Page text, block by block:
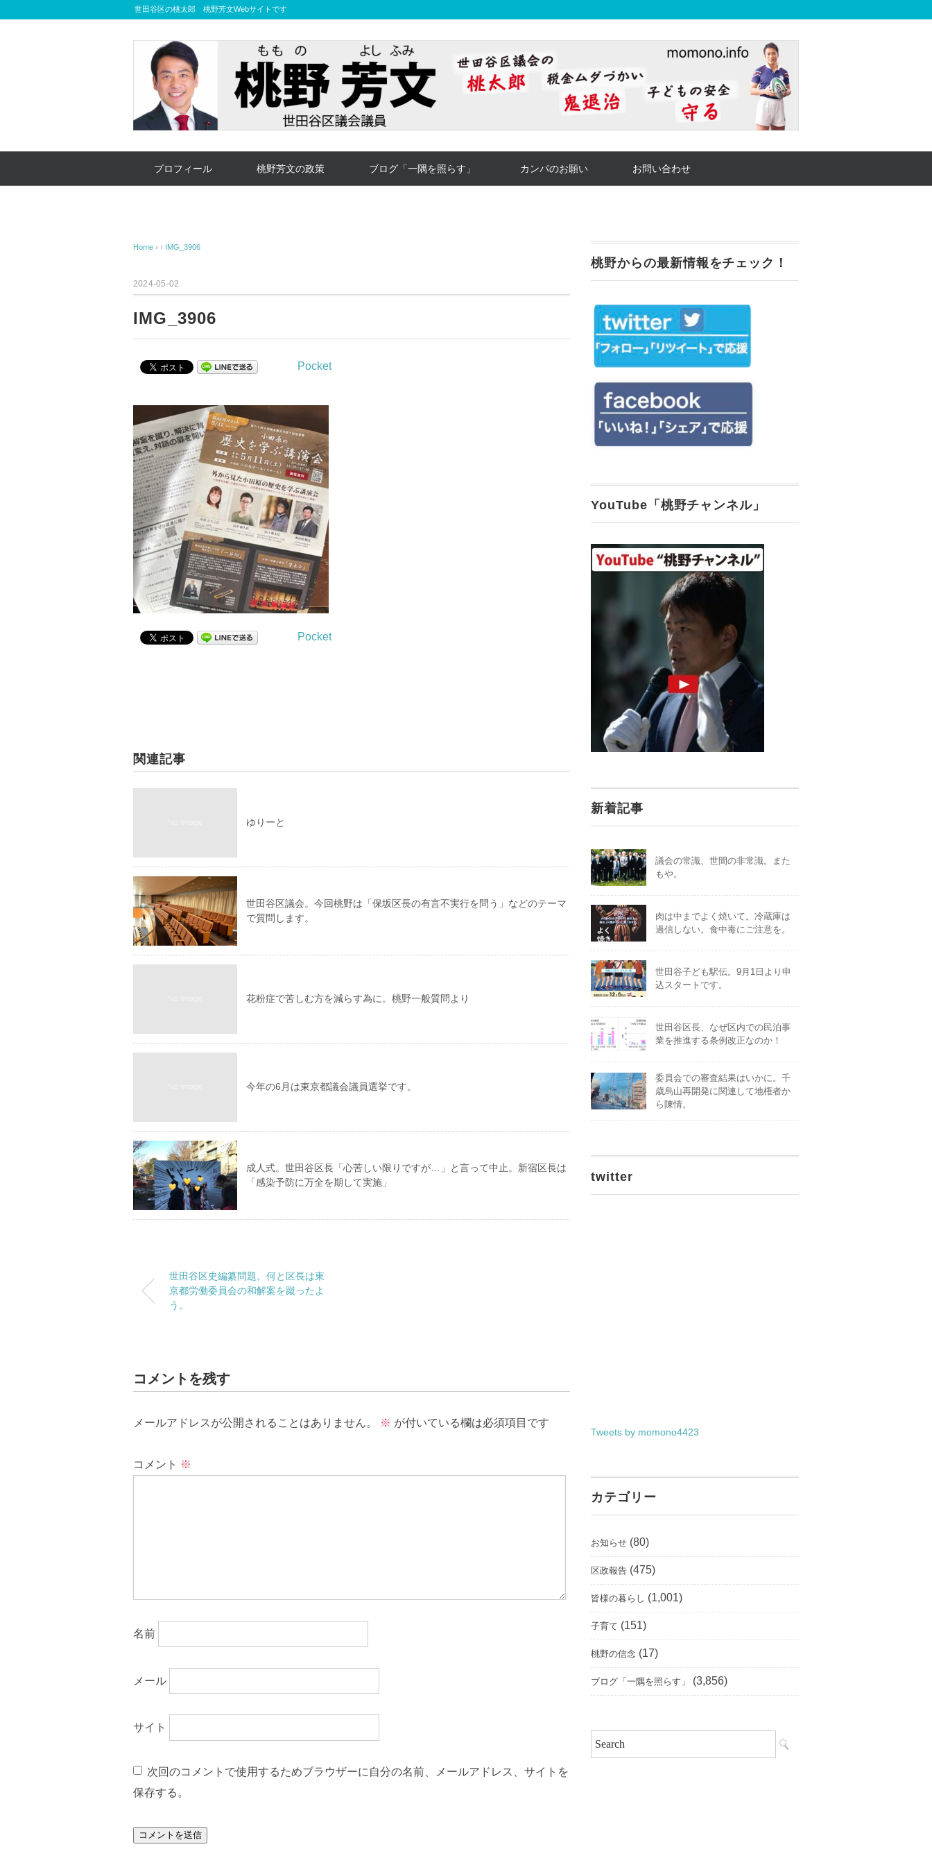
世田谷区の桃太郎 桃野芳文Webサイトです
プロフィール 桃野芳文の政策 ブログ「一隅を照らす」 カンパのお願い お問い合わせ
Home › › IMG_3906
2024-05-02
IMG_3906
Pocket
Pocket
関連記事
ゆりーと
世田谷区議会。今回桃野は「保坂区長の有言不実行を問う」などのテーマ
で質問します。
花粉症で苦しむ方を減らす為に。桃野一般質問より
今年の6月は東京都議会議員選挙です。
成人式。世田谷区長「心苦しい限りですが…」と言って中止。新宿区長は
「感染予防に万全を期して実施」
世田谷区史編纂問題。何と区長は東
京都労働委員会の和解案を蹴ったよ
う。
コメントを残す
メールアドレスが公開されることはありません。 ※ が付いている欄は必須項目です
コメント ※
名前
メール
サイト
次回のコメントで使用するためブラウザーに自分の名前、メールアドレス、サイトを
保存する。
桃野からの最新情報をチェック！
YouTube「桃野チャンネル」
新着記事
議会の常識、世間の非常識。また
もや。
肉は中までよく焼いて。冷蔵庫は
過信しない。食中毒にご注意を。
世田谷子ども駅伝。9月1日より申
込スタートです。
世田谷区長、なぜ区内での民泊事
業を推進する条例改正なのか！
委員会での審査結果はいかに。千
歳烏山再開発に関連して地権者か
ら陳情。
twitter
Tweets by momono4423
カテゴリー
お知らせ (80)
区政報告 (475)
皆様の暮らし (1,001)
子育て (151)
桃野の信念 (17)
ブログ「一隅を照らす」 (3,856)